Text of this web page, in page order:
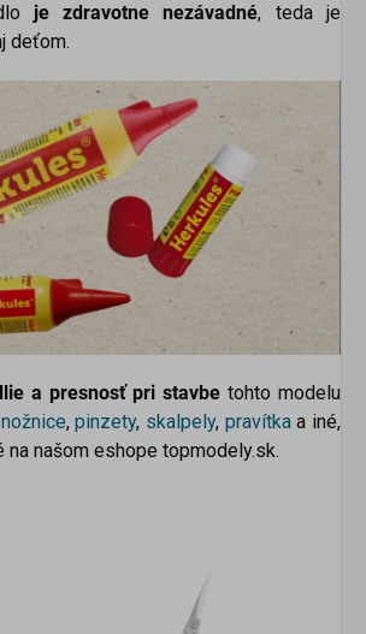
je zdravotne nezávadné, teda je
deťom.
a presnosť pri stavbe tohto modelu
nožnice,pinzety, skalpely, pravítkaa iné,
našom eshope topmodely.sk.